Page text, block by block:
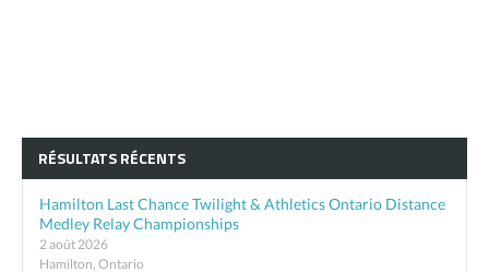
RÉSULTATS RÉCENTS
Hamilton Last Chance Twilight & Athletics Ontario Distance
Medley Relay Championships
2 août 2026
Hamilton, Ontario